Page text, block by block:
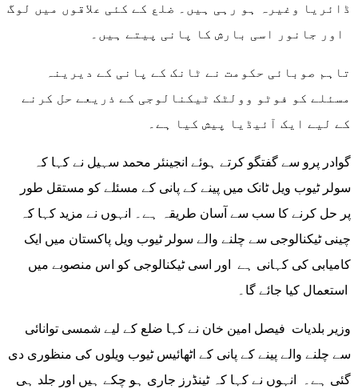
ڈائریا وغیرہ ہو رہی ہیں۔ ضلع کے کئی علاقوں میں لوگ
تاہم صوبائی حکومت نے ٹانک کے پانی کے دیرینہ
مسئلے کو فوٹو وولٹک ٹیکنالوجی کے ذریعے حل کرنے
کے لیے ایک آئیڈیا پیش کیا ہے۔
گوادر پرو سے گفتگو کرتے ہوئے انجینئر محمد سہیل نے کہا کہ
سولر ٹیوب ویل ٹانک میں پینے کے پانی کے مسئلے کو مستقل طور
پر حل کرنے کا سب سے آسان طریقہ ہے۔ انہوں نے مزید کہا کہ
چینی ٹیکنالوجی سے چلنے والے سولر ٹیوب ویل پاکستان میں ایک
کامیابی کی کہانی ہے اور اسی ٹیکنالوجی کو اس منصوبے میں
وزیر بلدیات فیصل امین خان نے کہا ضلع کے لیے شمسی توانائی
سے چلنے والے پینے کے پانی کے اٹھائیس ٹیوب ویلوں کی منظوری دی
گئی ہے۔ انہوں نے کہا کہ ٹینڈرز جاری ہو چکے ہیں اور جلد ہی